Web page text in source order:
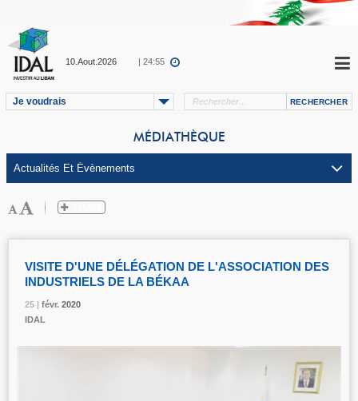
10.Aout.2026 | 24:55
Je voudrais
MÉDIATHÈQUE
25 | févr. 2020
VISITE D'UNE DÉLÉGATION DE L'ASSOCIATION DES
INDUSTRIELS DE LA BÉKAA
25 | févr. 2020
IDAL
25 | févr. 2020